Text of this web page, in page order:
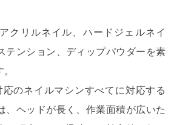
クリルネイル、ハードジェルネイ
テンション、ディップパウダーを素
応のネイルマシンすべてに対応する
、ヘッドが長く、作業面積が広いた